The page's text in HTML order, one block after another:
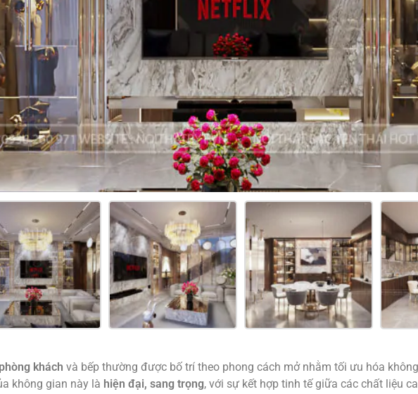
khách và bếp thường được bố trí theo phong cách mở nhằm tối ưu hóa
không gian này là hiện đại, sang trọng, với sự kết hợp tinh tế giữa các chất liệu